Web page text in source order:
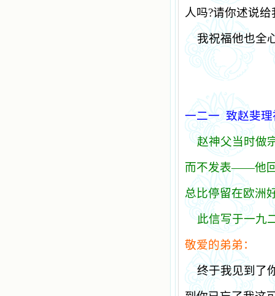
人吗?请你述说给
我祝福他也全
一二一 致赵斐
赵神父当时做
而不发表——他
总比停留在欧洲
此信写于一九
敬爱的弟弟：
终于我见到了